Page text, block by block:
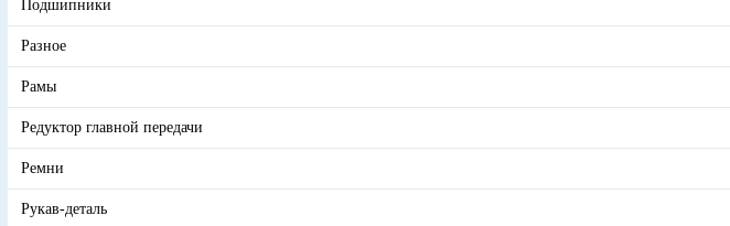
Подшипники
Разное
Рамы
Редуктор главной передачи
Ремни
Рукав-деталь